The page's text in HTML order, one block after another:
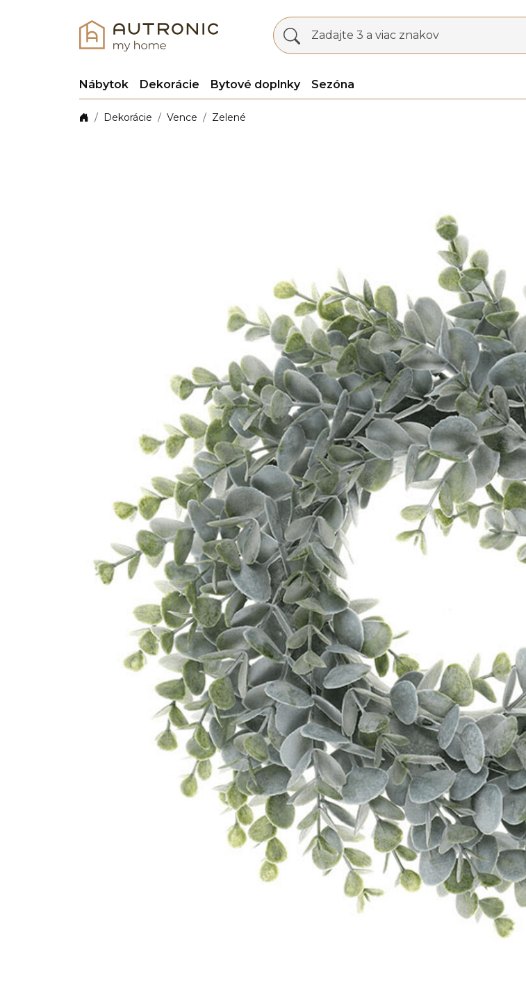
Zadajte 3 a viac znakov
Nábytok Dekorácie Bytové doplnky Sezóna
Dekorácie Vence Zelené